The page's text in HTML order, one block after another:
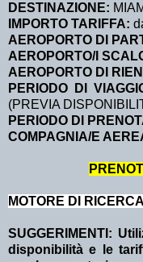
DESTINAZIONE:
IMPORTO TARIFFA:
AEROPORTO DI
AEROPORTO/I
AEROPORTO DI
PERIODO DI
(PREVIA
PERIODO DI
COMPAGNIA/E
MOTORE DI
SUGGERIMENTI:
disponibilità e le